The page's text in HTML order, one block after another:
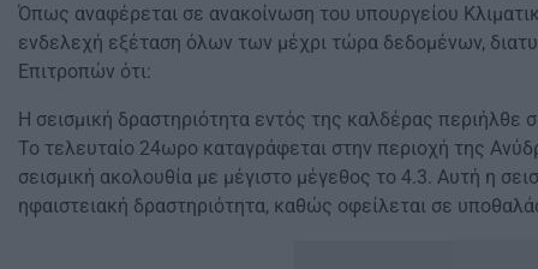
Όπως αναφέρεται σε ανακοίνωση του υπουργείου
ενδελεχή εξέταση όλων των μέχρι τώρα δεδομένων,
Επιτροπών ότι:
Η σεισμική δραστηριότητα εντός της καλδέρας περιήλθε
Το τελευταίο 24ωρο καταγράφεται στην περιοχή της
σεισμική ακολουθία με μέγιστο μέγεθος το 4.3. Αυτή η
ηφαιστειακή δραστηριότητα, καθώς οφείλεται σε